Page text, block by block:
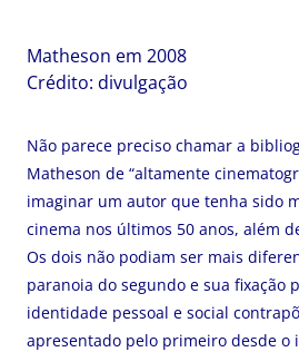
Matheson em 2008
Crédito: divulgação
Não parece preciso chamar a
Matheson de “altamente
imaginar um autor que tenha sido
cinema nos últimos 50 anos, além
Os dois não podiam ser mais
paranoia do segundo e sua fixação
identidade pessoal e social
apresentado pelo primeiro desde o